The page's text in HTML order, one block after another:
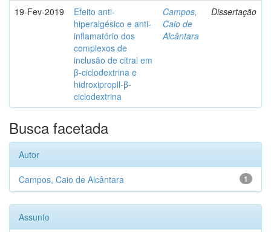
19-Fev-2019
Efeito anti-
hiperalgésico e anti-
inflamatório dos
complexos de
inclusão de citral em
β-ciclodextrina e
hidroxipropil-β-
ciclodextrina
Campos,
Caio de
Alcântara
Dissertação
Busca facetada
Autor
1
Campos, Caio de Alcântara
Assunto